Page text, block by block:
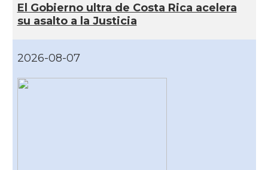
El Gobierno ultra de Costa Rica acelera
su asalto a la Justicia
2026-08-07